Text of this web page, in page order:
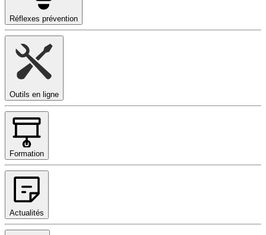
Réflexes prévention
Outils en ligne
Formation
Actualités